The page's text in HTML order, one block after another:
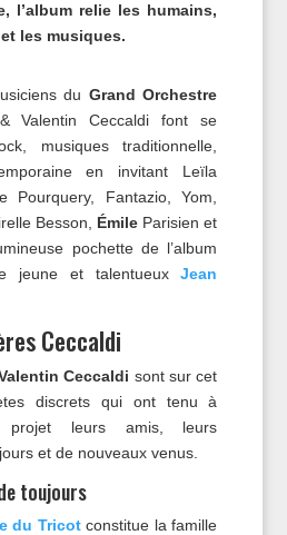
l’album relie les humains,
les musiques.
du Grand Orchestre
Valentin Ceccaldi font se
musiques traditionnelle,
en invitant Leïla
Pourquery, Fantazio, Yom,
Besson, Émile Parisien et
pochette de l’album
jeune et talentueuxJean
Ceccaldi
Ceccaldi sont sur cet
discrets qui ont tenu à
leurs amis, leurs
et de nouveaux venus.
toujours
du Tricot constitue la famille